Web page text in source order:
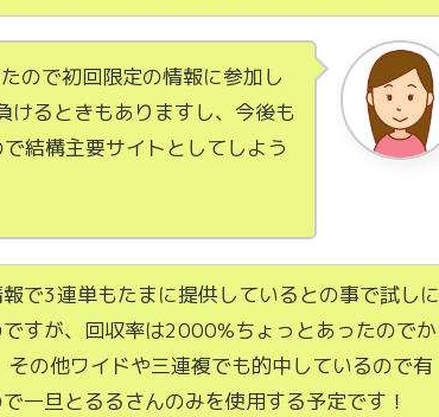
ので初回限定の情報に参加し
けるときもありますし、今後も
結構主要サイトとしてしよう
で3連単もたまに提供しているとの事で試しに
すが、回収率は2000%ちょっとあったのでか
の他ワイドや三連複でも的中しているので有
一旦とるるさんのみを使用する予定です！